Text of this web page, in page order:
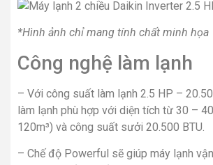
*Hình ảnh chỉ mang tính chất minh họa
Công nghệ làm lạnh
– Với công suất làm lạnh 2.5 HP –
làm lạnh phù hợp với diện tích từ 30 –
120m³) và công suất sưởi 20.500 BTU.
– Chế độ Powerful sẽ giúp máy lạnh